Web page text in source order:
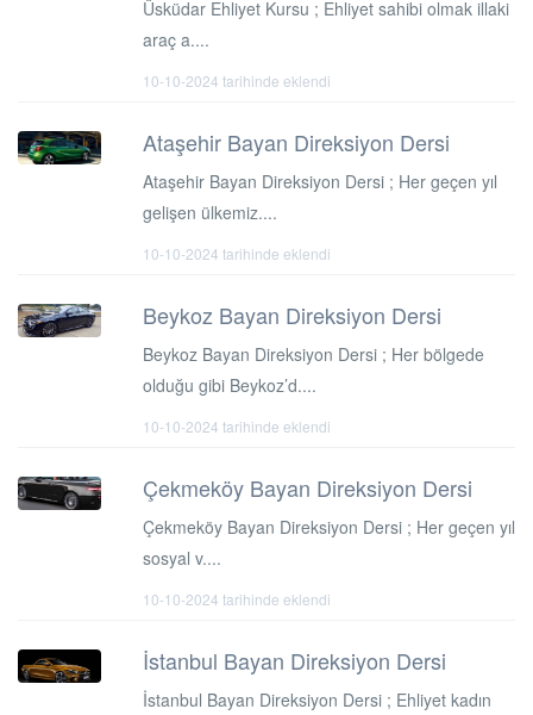
Üsküdar Ehliyet Kursu ; Ehliyet sahibi olmak illaki
araç a....
10-10-2024 tarihinde eklendi
Ataşehir Bayan Direksiyon Dersi
Ataşehir Bayan Direksiyon Dersi ; Her geçen yıl
gelişen ülkemiz....
10-10-2024 tarihinde eklendi
Beykoz Bayan Direksiyon Dersi
Beykoz Bayan Direksiyon Dersi ; Her bölgede
olduğu gibi Beykoz’d....
10-10-2024 tarihinde eklendi
Çekmeköy Bayan Direksiyon Dersi
Çekmeköy Bayan Direksiyon Dersi ; Her geçen yıl
sosyal v....
10-10-2024 tarihinde eklendi
İstanbul Bayan Direksiyon Dersi
İstanbul Bayan Direksiyon Dersi ; Ehliyet kadın